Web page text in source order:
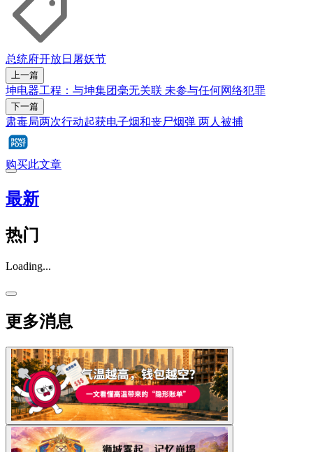
总统府开放日 屠妖节
上一篇
坤电器工程：与坤集团毫无关联 未参与任何网络犯罪
下一篇
肃毒局两次行动起获电子烟和丧尸烟弹 两人被捕
购买此文章
最新
热门
Loading...
更多消息